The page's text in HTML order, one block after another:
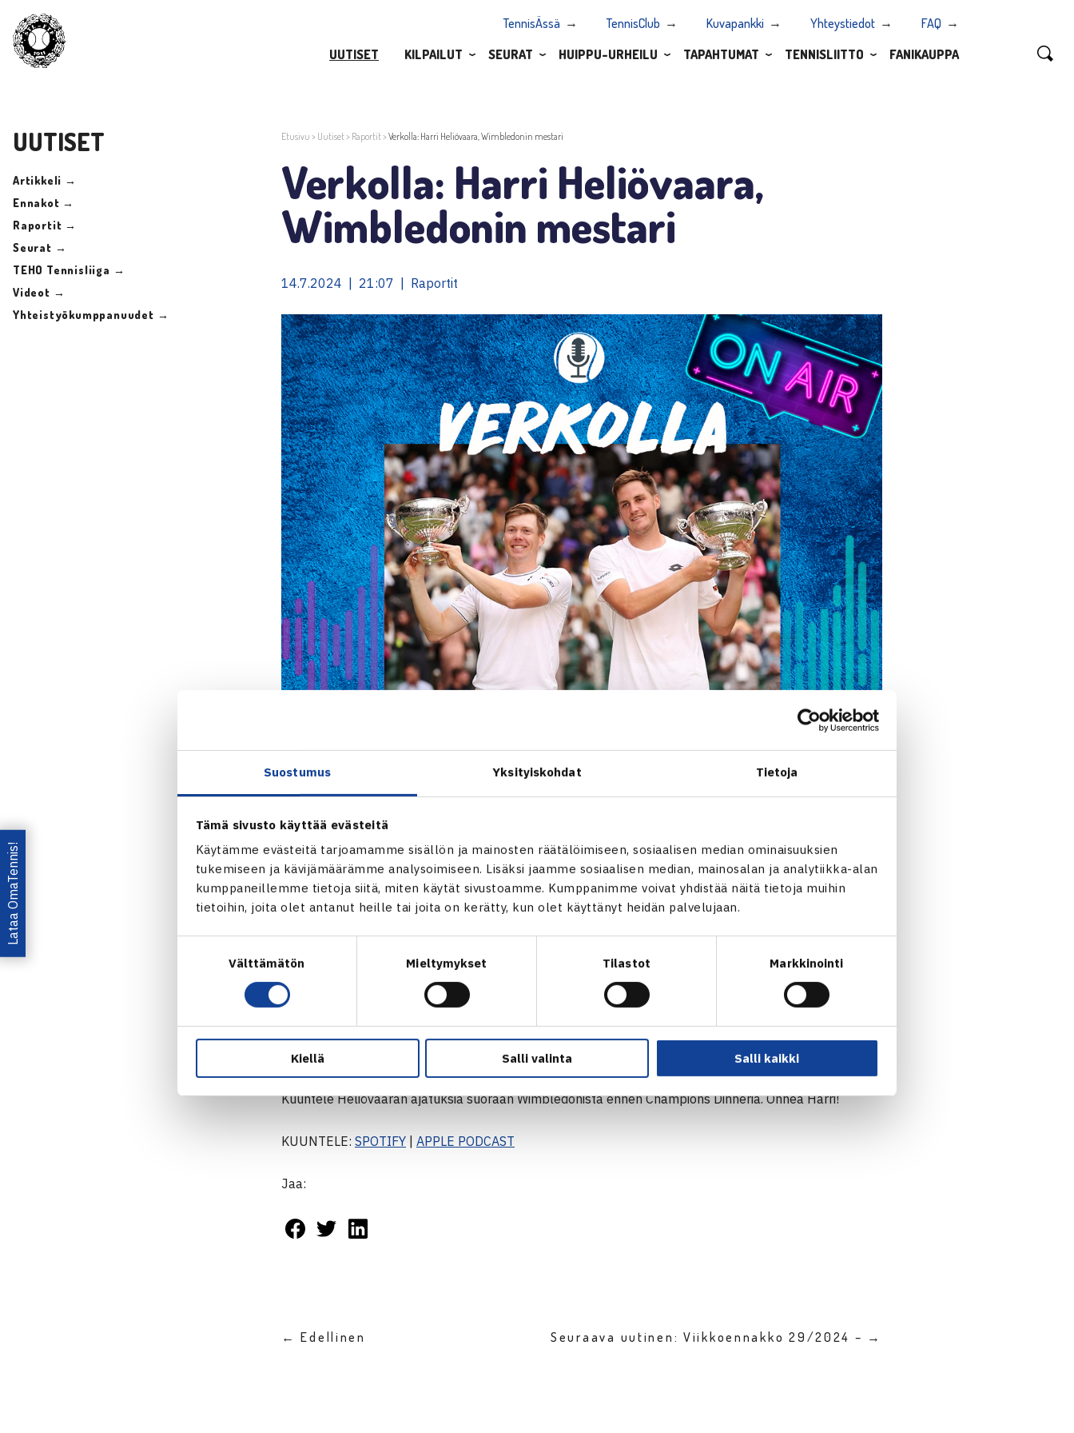
Suostumus Yksityiskohdat Tietoja
Tämä sivusto käyttää evästeitä
Käytämme evästeitä tarjoamamme sisällön ja mainosten räätälöimiseen, sosiaalisen median ominaisuuksien
tukemiseen ja kävijämäärämme analysoimiseen. Lisäksi jaamme sosiaalisen median, mainosalan ja analytiikka-alan
kumppaneillemme tietoja siitä, miten käytät sivustoamme. Kumppanimme voivat yhdistää näitä tietoja muihin
tietoihin, joita olet antanut heille tai joita on kerätty, kun olet käyttänyt heidän palvelujaan.
Välttämätön Mieltymykset Tilastot Markkinointi
Kiellä Salli valinta Salli kaikki
TennisÄssä TennisClub Kuvapankki Yhteystiedot
FAQ
UUTISET
KILPAILUT SEURAT HUIPPU-URHEILU TAPAHTUMAT TENNISLIITTO FANIKAUPPA
UUTISET
Artikkeli →
Ennakot →
Raportit →
Seurat →
TEHO Tennisliiga →
Videot →
Yhteistyökumppanuudet →
Etusivu > Uutiset> Raportit>Verkolla: Harri Heliövaara, Wimbledonin mestari
Verkolla: Harri Heliövaara,
Wimbledonin mestari
14.7.2024 | 21:07 | Raportit
Wimbledonissa. Grand slam -turnausvoitto on Heliövaaran uran toinen ja ensimmäinen nelinpelissä.
Heliövaarasta tuli myös ensimmäinen suomalainen nelinpelimestari legendaarisessa Wimbledonissa.
6(9) selvitettyään kolme ottelupalloa –lue lisää.
Kuuntele Heliövaaran ajatuksia suoraan Wimbledonista ennen Champions Dinneriä. Onnea Harri!
KUUNTELE: SPOTIFY | APPLE PODCAST
Jaa:
← Edellinen Seuraava uutinen: Viikkoennakko 29/2024 – →
Lataa OmaTennis!